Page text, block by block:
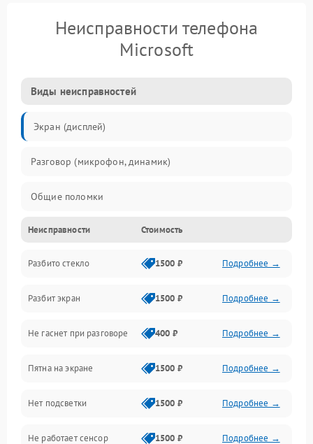
Неисправности телефона
Microsoft
Виды неисправностей
Экран (дисплей)
Разговор (микрофон, динамик)
Общие поломки
Проблемы связи
Камеры
Проблемы с дисплеем и сенсором
Зарядка
Проблемы с питанием, зарядкой и аккумулятором
Проблемы с работой системы, корпусом и другие
Неисправности Стоимость
Разбито стекло 1500 ₽ Подробнее →
Разбит экран 1500 ₽ Подробнее →
Не гаснет при разговоре 400 ₽ Подробнее →
Пятна на экране 1500 ₽ Подробнее →
Нет подсветки 1500 ₽ Подробнее →
Не работает сенсор 1500 ₽ Подробнее →